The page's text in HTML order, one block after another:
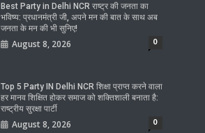
Best Party in Delhi NCR राष्ट्र की जनता का
भविष्य: प्रधानमंत्री जी, अपने मन की बात के साथ अब
जनता के मन की भी सुनिए!
August 8, 2026 0
Top 5 Party IN Delhi NCR शिक्षा प्राप्त करने वाला
हर मानव शिक्षित होकर समाज को शक्तिशाली बनाता है:
राष्ट्रीय सुरक्षा पार्टी
August 8, 2026 0